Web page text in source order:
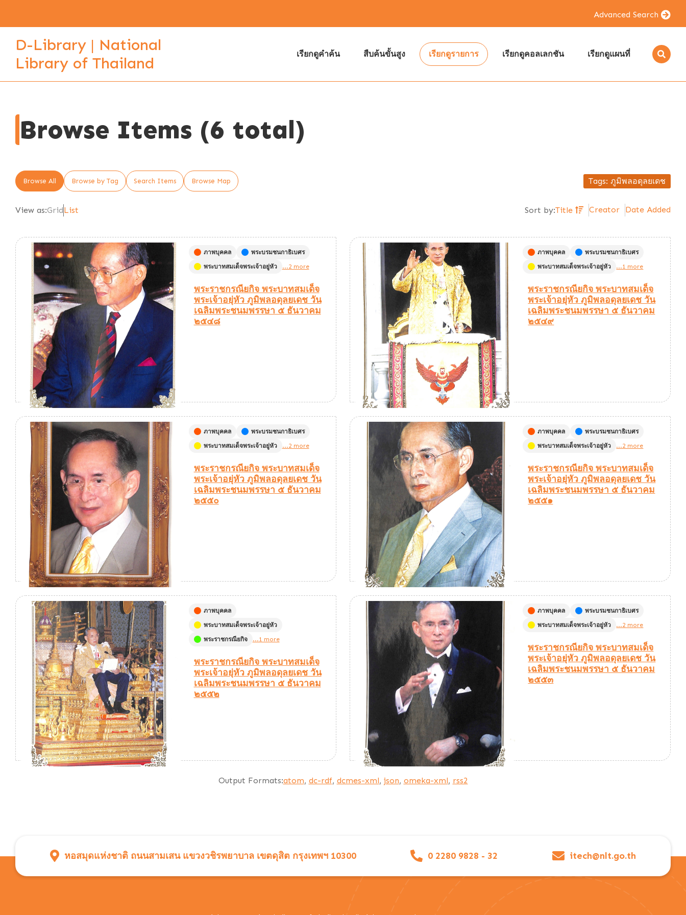
Advanced Search
D-Library | National
Library of Thailand
เรียกดูคำค้น สืบค้นขั้นสูง เรียกดูรายการ เรียกดูคอลเลกชัน เรียกดูแผนที่
Browse Items (6 total)
Browse All Browse by Tag Search Items Browse Map Tags: ภูมิพลอดุลยเดช
View as:GridList Sort by:Title Creator Date Added
ภาพบุคคล
พระบรมชนกาธิเบศร
พระบาทสมเด็จพระเจ้าอยู่หัว
...2 more
พระราชกรณียกิจ พระบาทสมเด็จ
พระเจ้าอยุ่หัว ภูมิพลอดุลยเดช วัน
เฉลิมพระชนมพรรษา ๕ ธันวาคม
๒๕๔๘
ภาพบุคคล
พระบรมชนกาธิเบศร
พระบาทสมเด็จพระเจ้าอยู่หัว
...1 more
พระราชกรณียกิจ พระบาทสมเด็จ
พระเจ้าอยุ่หัว ภูมิพลอดุลยเดช วัน
เฉลิมพระชนมพรรษา ๕ ธันวาคม
๒๕๔๙
ภาพบุคคล
พระบรมชนกาธิเบศร
พระบาทสมเด็จพระเจ้าอยู่หัว
...2 more
พระราชกรณียกิจ พระบาทสมเด็จ
พระเจ้าอยุ่หัว ภูมิพลอดุลยเดช วัน
เฉลิมพระชนมพรรษา ๕ ธันวาคม
๒๕๕๐
ภาพบุคคล
พระบรมชนกาธิเบศร
พระบาทสมเด็จพระเจ้าอยู่หัว
...2 more
พระราชกรณียกิจ พระบาทสมเด็จ
พระเจ้าอยุ่หัว ภูมิพลอดุลยเดช วัน
เฉลิมพระชนมพรรษา ๕ ธันวาคม
๒๕๕๑
ภาพบุคคล
พระบาทสมเด็จพระเจ้าอยู่หัว
พระราชกรณียกิจ
...1 more
พระราชกรณียกิจ พระบาทสมเด็จ
พระเจ้าอยุ่หัว ภูมิพลอดุลยเดช วัน
เฉลิมพระชนมพรรษา ๕ ธันวาคม
๒๕๕๒
ภาพบุคคล
พระบรมชนกาธิเบศร
พระบาทสมเด็จพระเจ้าอยู่หัว
...2 more
พระราชกรณียกิจ พระบาทสมเด็จ
พระเจ้าอยุ่หัว ภูมิพลอดุลยเดช วัน
เฉลิมพระชนมพรรษา ๕ ธันวาคม
๒๕๕๓
Output Formats:atom, dc-rdf, dcmes-xml, json, omeka-xml, rss2
หอสมุดแห่งชาติ ถนนสามเสน แขวงวชิรพยาบาล เขตดุสิต กรุงเทพฯ 10300 0 2280 9828 - 32 itech@nlt.go.th